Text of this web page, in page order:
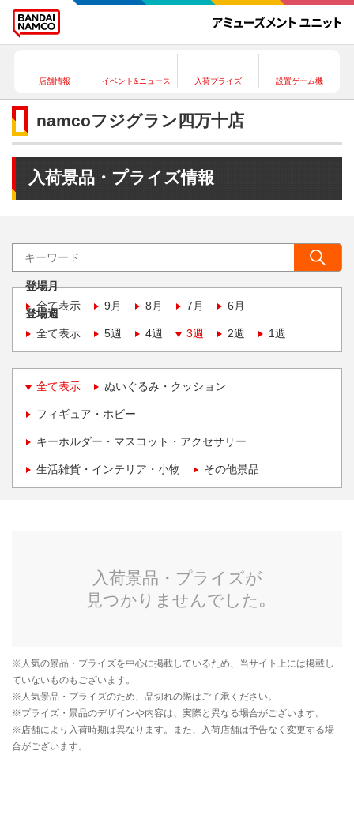
店舗情報 イベント&ニュース 入荷プライズ 設置ゲーム機
namcoフジグラン四万十店
入荷景品・プライズ情報
登場月
全て表示
9月 8月 7月 6月
登場週
全て表示
5週 4週 3週 2週 1週
全て表示 ぬいぐるみ・クッション
フィギュア・ホビー
キーホルダー・マスコット・アクセサリー
生活雑貨・インテリア・小物 その他景品